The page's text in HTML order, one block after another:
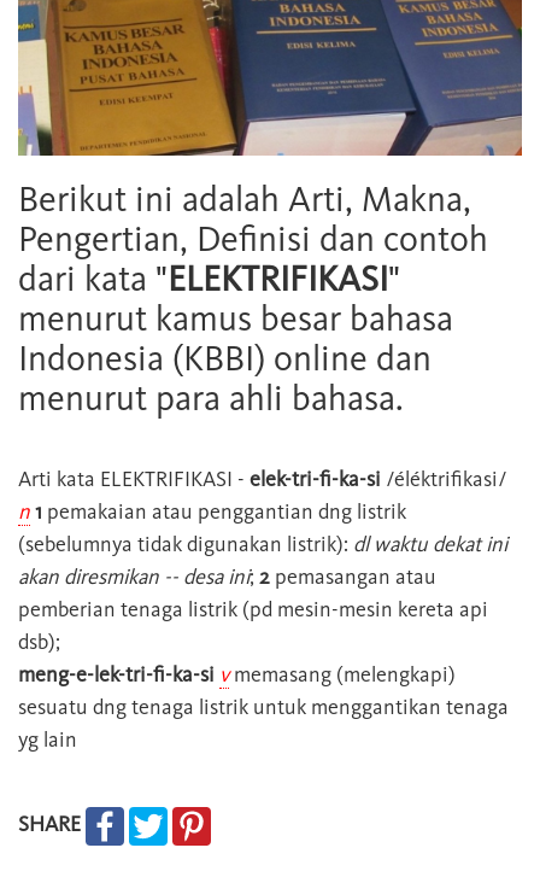
Berikut ini adalah Arti, Makna,
Pengertian, Definisi dan contoh
dari kata "ELEKTRIFIKASI"
menurut kamus besar bahasa
Indonesia (KBBI) online dan
menurut para ahli bahasa.
Arti kata ELEKTRIFIKASI - elek-tri-fi-ka-si /éléktrifikasi/
n1 pemakaian atau penggantian dng listrik
(sebelumnya tidak digunakan listrik): dl waktu dekat ini
akan diresmikan -- desa ini; 2 pemasangan atau
pemberian tenaga listrik (pd mesin-mesin kereta api
dsb);
meng-e-lek-tri-fi-ka-si vmemasang (melengkapi)
sesuatu dng tenaga listrik untuk menggantikan tenaga
yg lain
SHARE